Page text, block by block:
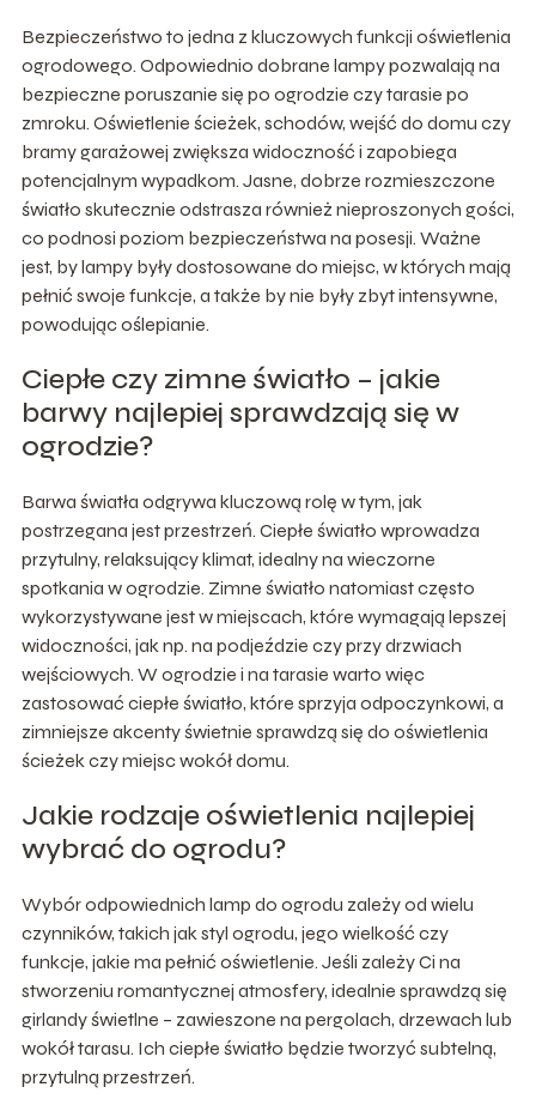
Bezpieczeństwo to jedna z kluczowych funkcji oświetlenia
ogrodowego. Odpowiednio dobrane lampy pozwalają na
bezpieczne poruszanie się po ogrodzie czy tarasie po
zmroku. Oświetlenie ścieżek, schodów, wejść do domu czy
bramy garażowej zwiększa widoczność i zapobiega
potencjalnym wypadkom. Jasne, dobrze rozmieszczone
światło skutecznie odstrasza również nieproszonych gości,
co podnosi poziom bezpieczeństwa na posesji. Ważne
jest, by lampy były dostosowane do miejsc, w których mają
pełnić swoje funkcje, a także by nie były zbyt intensywne,
powodując oślepianie.
Ciepłe czy zimne światło – jakie
barwy najlepiej sprawdzają się w
ogrodzie?
Barwa światła odgrywa kluczową rolę w tym, jak
postrzegana jest przestrzeń. Ciepłe światło wprowadza
przytulny, relaksujący klimat, idealny na wieczorne
spotkania w ogrodzie. Zimne światło natomiast często
wykorzystywane jest w miejscach, które wymagają lepszej
widoczności, jak np. na podjeździe czy przy drzwiach
wejściowych. W ogrodzie i na tarasie warto więc
zastosować ciepłe światło, które sprzyja odpoczynkowi, a
zimniejsze akcenty świetnie sprawdzą się do oświetlenia
ścieżek czy miejsc wokół domu.
Jakie rodzaje oświetlenia najlepiej
wybrać do ogrodu?
Wybór odpowiednich lamp do ogrodu zależy od wielu
czynników, takich jak styl ogrodu, jego wielkość czy
funkcje, jakie ma pełnić oświetlenie. Jeśli zależy Ci na
stworzeniu romantycznej atmosfery, idealnie sprawdzą się
girlandy świetlne – zawieszone na pergolach, drzewach lub
wokół tarasu. Ich ciepłe światło będzie tworzyć subtelną,
przytulną przestrzeń.